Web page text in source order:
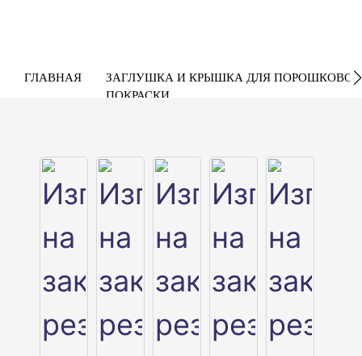
ГЛАВНАЯ
ЗАГЛУШКА И КРЫШКА ДЛЯ ПОРОШКОВОЙ
ПОКРАСКИ